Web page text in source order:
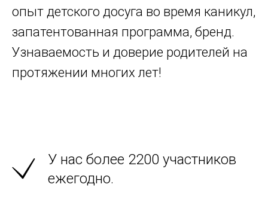
опыт детского досуга во время каникул,
запатентованная программа, бренд.
Узнаваемость и доверие родителей на
протяжении многих лет!
У нас более 2200 участников
ежегодно.